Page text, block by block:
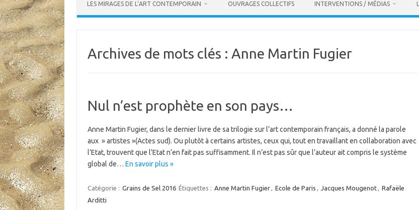
LES MIRAGES DE L’ART CONTEMPORAIN OUVRAGES COLLECTIFS INTERVENTIONS / MÉDIAS
Archives de mots clés : Anne Martin Fugier
Nul n’est prophète en son pays…
Anne Martin Fugier, dans le dernier livre de sa trilogie sur l’art contemporain français, a donné la parole
aux » artistes »(Actes sud). Ou plutôt à certains artistes, ceux qui, tout en travaillant en collaboration avec
l’Etat, trouvent que l’Etat n’en fait pas suffisamment. Il n’est pas sûr que l’auteur ait compris le système
global de… En savoir plus »
Catégorie : Grains de Sel 2016 Étiquettes : Anne Martin Fugier, Ecole de Paris , Jacques Mougenot, Rafaële
Arditti